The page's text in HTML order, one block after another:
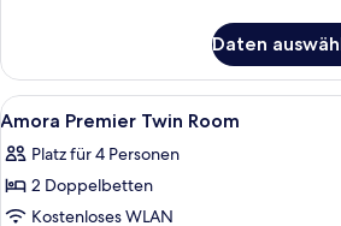
Premier
King
Room
Daten
Alle
Fotos
für
Amora
Premier
5
Amora Premier Twin Room
Platz für 4 Personen
2 Doppelbetten
Kostenloses WLAN